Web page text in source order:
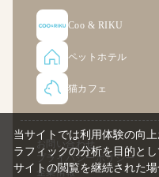
Coo & RIKU
ペットホテル
猫カフェ
お問い合わせ
プライバシーポリシー
企業情報
当サイトでは利用体験の向
ラフィックの分析を目的とし
サイトの閲覧を継続された